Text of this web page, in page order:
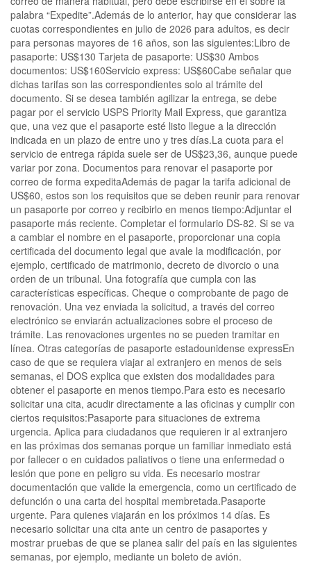
palabra “Expedite”.Además de lo anterior, hay que considerar las
cuotas correspondientes en julio de 2026 para adultos, es decir
para personas mayores de 16 años, son las siguientes:Libro de
pasaporte: US$130 Tarjeta de pasaporte: US$30 Ambos
documentos: US$160Servicio express: US$60Cabe señalar que
dichas tarifas son las correspondientes solo al trámite del
documento. Si se desea también agilizar la entrega, se debe
pagar por el servicio USPS Priority Mail Express, que garantiza
que, una vez que el pasaporte esté listo llegue a la dirección
indicada en un plazo de entre uno y tres días.La cuota para el
servicio de entrega rápida suele ser de US$23,36, aunque puede
variar por zona. Documentos para renovar el pasaporte por
correo de forma expeditaAdemás de pagar la tarifa adicional de
US$60, estos son los requisitos que se deben reunir para renovar
un pasaporte por correo y recibirlo en menos tiempo:Adjuntar el
pasaporte más reciente. Completar el formulario DS-82. Si se va
a cambiar el nombre en el pasaporte, proporcionar una copia
certificada del documento legal que avale la modificación, por
ejemplo, certificado de matrimonio, decreto de divorcio o una
orden de un tribunal. Una fotografía que cumpla con las
características específicas. Cheque o comprobante de pago de
renovación. Una vez enviada la solicitud, a través del correo
electrónico se enviarán actualizaciones sobre el proceso de
trámite. Las renovaciones urgentes no se pueden tramitar en
línea. Otras categorías de pasaporte estadounidense expressEn
caso de que se requiera viajar al extranjero en menos de seis
semanas, el DOS explica que existen dos modalidades para
obtener el pasaporte en menos tiempo.Para esto es necesario
solicitar una cita, acudir directamente a las oficinas y cumplir con
ciertos requisitos:Pasaporte para situaciones de extrema
urgencia. Aplica para ciudadanos que requieren ir al extranjero
en las próximas dos semanas porque un familiar inmediato está
por fallecer o en cuidados paliativos o tiene una enfermedad o
lesión que pone en peligro su vida. Es necesario mostrar
documentación que valide la emergencia, como un certificado de
defunción o una carta del hospital membretada.Pasaporte
urgente. Para quienes viajarán en los próximos 14 días. Es
necesario solicitar una cita ante un centro de pasaportes y
mostrar pruebas de que se planea salir del país en las siguientes
semanas, por ejemplo, mediante un boleto de avión.